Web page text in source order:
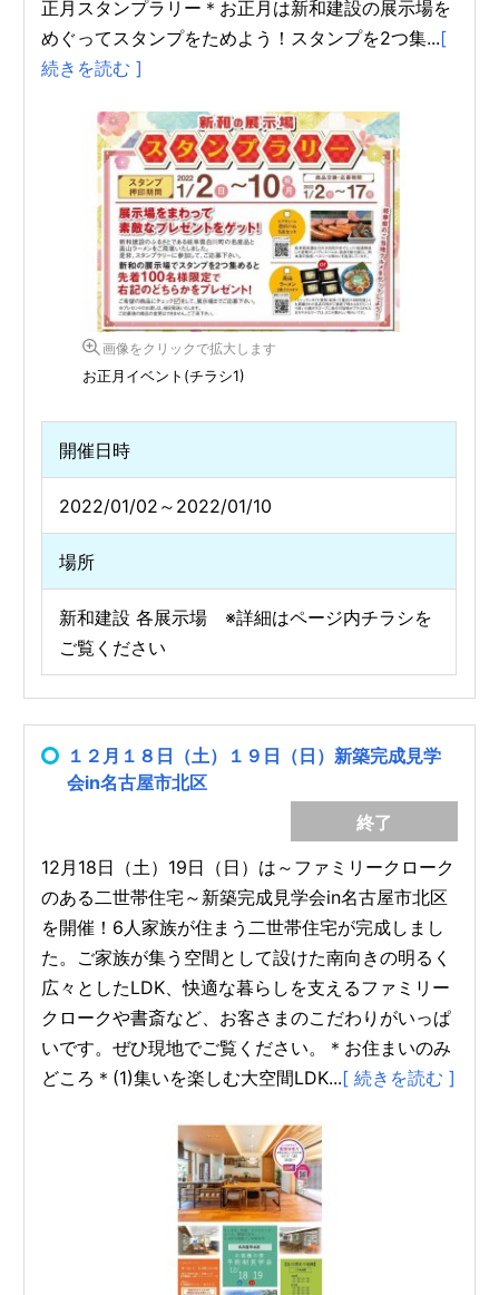
正月スタンプラリー＊お正月は新和建設の展示場を
めぐってスタンプをためよう！スタンプを2つ集...[
続きを読む ]
画像をクリックで拡大します
お正月イベント(チラシ1)
開催日時
2022/01/02～2022/01/10
場所
新和建設 各展示場 ※詳細はページ内チラシを
ご覧ください
１２月１８日（土）１９日（日）新築完成見学
会in名古屋市北区
終了
12月18日（土）19日（日）は～ファミリークローク
のある二世帯住宅～新築完成見学会in名古屋市北区
を開催！6人家族が住まう二世帯住宅が完成しまし
た。ご家族が集う空間として設けた南向きの明るく
広々としたLDK、快適な暮らしを支えるファミリー
クロークや書斎など、お客さまのこだわりがいっぱ
いです。ぜひ現地でご覧ください。＊お住まいのみ
どころ＊(1)集いを楽しむ大空間LDK...[ 続きを読む ]